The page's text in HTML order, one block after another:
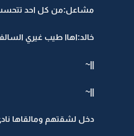
مشاعل:من كل احد تتحسس
خالد:اهاا طيب غيري
||~
||~
دخل لشقتهم ومالقاها